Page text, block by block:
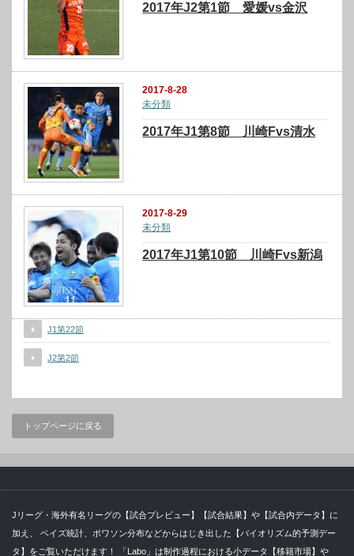
2017年J2第1節 愛媛vs金沢
2017-8-28
未分類
2017年J1第8節 川崎Fvs清水
2017-8-29
未分類
2017年J1第10節 川崎Fvs新潟
J1第22節
J2第2節
トップページに戻る
Jリーグ・海外有名リーグの【試合プレビュー】【試合結果】や【試合内データ】に
加え、 ベイズ統計、ポワソン分布などからはじき出した【バイオリズム的予測デー
タ】をご覧いただけます！ 「Labo」は制作過程における小データ【移籍市場】や